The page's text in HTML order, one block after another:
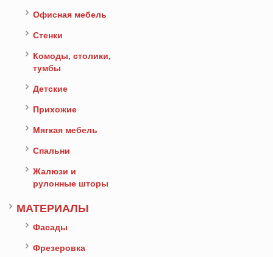
Офисная мебель
Стенки
Комоды, столики,
тумбы
Детские
Прихожие
Мягкая мебель
Спальни
Жалюзи и
рулонные шторы
МАТЕРИАЛЫ
Фасады
Фрезеровка